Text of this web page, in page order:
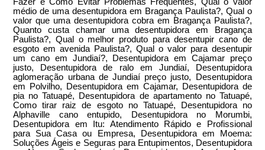
médio de uma desentupidora em Bragança Paulista?, Qual o
valor que uma desentupidora cobra em Bragança Paulista?,
Quanto custa chamar uma desentupidora em Bragança
Paulista?, Qual o melhor produto para desentupir cano de
esgoto em avenida Paulista?, Qual o valor para desentupir
um cano em Jundiaí?, Desentupidora em Cajamar preço
justo, Desentupidora de ralo em Jundiaí, Desentupidora
aglomeração urbana de Jundiaí preço justo, Desentupidora
em Polvilho, Desentupidora em Cajamar, Desentupidora de
pia no Tatuapé, Desentupidora de apartamento no Tatuapé,
Como tirar raiz de esgoto no Tatuapé, Desentupidora no
Alphaville cano entupido, Desentupidora no Morumbi,
Desentupidora em Itu: Atendimento Rápido e Profissional
para Sua Casa ou Empresa, Desentupidora em Moema:
Soluções Ágeis e Seguras para Entupimentos, Desentupidora